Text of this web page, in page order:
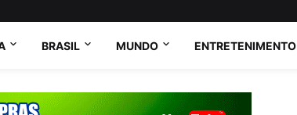
BRASIL MUNDO ENTRETENIMENTO